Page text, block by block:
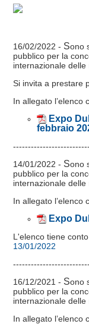
16/02/2022 - Sono
pubblico per la
internazionale
Si invita a prestare
In allegato l’elenco
Expo
febbraio
14/01/2022 - Sono
pubblico per la
internazionale
In allegato l’elenco
Expo
L'elenco tiene
13/01/2022
16/12/2021 - Sono
pubblico per la
internazionale
In allegato l’elenco